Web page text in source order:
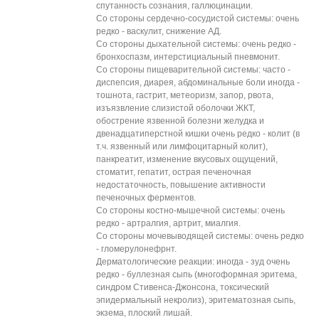
спутанность сознания, галлюцинации.
Со стороны сердечно-сосудистой системы: очень
редко - васкулит, снижение АД.
Со стороны дыхательной системы: очень редко -
бронхоспазм, интерстициальный пневмонит.
Со стороны пищеварительной системы: часто -
диспепсия, диарея, абдоминальные боли иногда -
тошнота, гастрит, метеоризм, запор, рвота,
изъязвление слизистой оболочки ЖКТ,
обострение язвенной болезни желудка и
двенадцатиперстной кишки очень редко - колит (в
т.ч. язвенный или лимфоцитарный колит),
панкреатит, изменение вкусовых ощущений,
стоматит, гепатит, острая печеночная
недостаточность, повышение активности
печеночных ферментов.
Со стороны костно-мышечной системы: очень
редко - артралгия, артрит, миалгия.
Со стороны мочевыводящей системы: очень редко
- гломерулонефрнт.
Дерматологические реакции: иногда - зуд очень
редко - буллезная сыпь (многоформная эритема,
синдром Стивенса-Джонсона, токсический
эпидермальный некролиз), эритематозная сыпь,
экзема, плоский лишай.